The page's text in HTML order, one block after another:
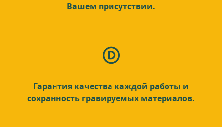
Вашем присутствии.
Гарантия качества каждой работы и
сохранность гравируемых материалов.